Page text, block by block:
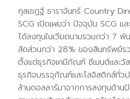
กุลเชฏฐ์ ธาราจันทร์ Country
SCG เปิดเผยว่า ปัจจุบัน SCG แ
ได้ลงทุนในเวียดนามรวมกว่า 7 พั
สัดส่วนกว่า 28% ของสินทรัพย์
ตั้งแต่ธุรกิจเคมีภัณฑ์ ซีเมนต์และ
ธุรกิจบรรจุภัณฑ์และโลจิสติกส์ทั่ว
ล้านดอลลาร์มาจากการลงทุนด้าน